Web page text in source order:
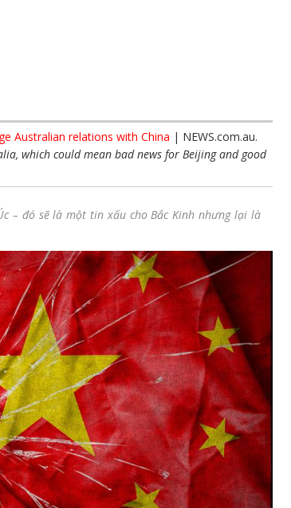
Australian relations with China | NEWS.com.au.
which could mean bad news for Beijing and good
– đó sẽ là một tin xấu cho Bắc Kinh nhưng lại là